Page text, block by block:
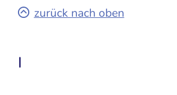
zurück nach oben
I